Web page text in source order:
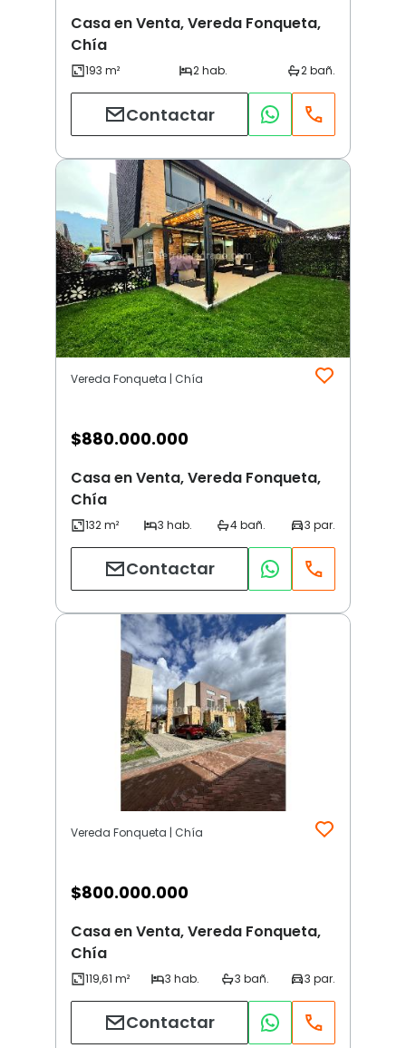
Casa en Venta, Vereda Fonqueta,
Chía
Contactar
Vereda Fonqueta | Chía
$880.000.000
Casa en Venta, Vereda Fonqueta,
Chía
Contactar
Vereda Fonqueta | Chía
$800.000.000
Casa en Venta, Vereda Fonqueta,
Chía
Contactar